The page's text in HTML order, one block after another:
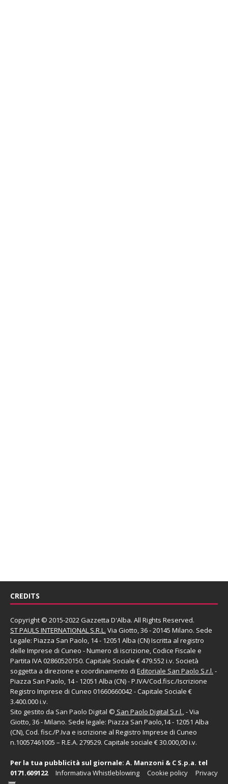
CREDITS
Copyright © 2015-2022 Gazzetta D'Alba. All Rights Reserved.
ST PAULS INTERNATIONAL S.R.L. Via Giotto, 36 - 20145 Milano. Sede
Legale: Piazza San Paolo, 14 - 12051 Alba (CN) Iscritta al registro
delle Imprese di Cuneo - Numero di iscrizione, Codice Fiscale e
Partita IVA 02860520150. Capitale Sociale € 479.552 i.v. Società
soggetta a direzione e coordinamento di Editoriale San Paolo S.r.l. -
Piazza San Paolo, 14 - 12051 Alba (CN) - P.IVA/Cod.fisc./Iscrizione
Registro Imprese di Cuneo 01660660042 - Capitale Sociale €
3.400.000 i.v.
Sito gestito da San Paolo Digital © San Paolo Digital S.r.l., - Via
Giotto, 36 - Milano. Sede legale: Piazza San Paolo,14 - 12051 Alba
(CN), Cod. fisc./P.Iva e iscrizione al Registro Imprese di Cuneo
n.10057461005 – R.E.A. 279529. Capitale sociale € 30.000,00 i.v.
Per la tua pubblicità sul giornale: A. Manzoni & C S.p.a. tel
0171.609122
Privacy
Cookie policy
Informativa Whistleblowing